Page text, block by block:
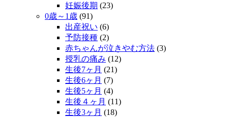
妊娠後期 (23)
0歳～1歳 (91)
出産祝い (6)
予防接種 (2)
赤ちゃんが泣きやむ方法 (3)
授乳の痛み (12)
生後7ヶ月 (21)
生後6ヶ月 (7)
生後5ヶ月 (4)
生後４ヶ月 (11)
生後3ヶ月 (18)